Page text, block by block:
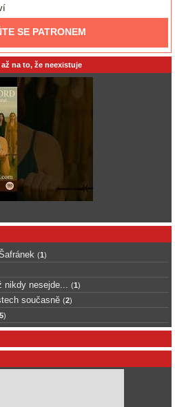
SE PATRONEM
na to, že neexistuje
(1)
nesejde... (1)
současně (2)
)